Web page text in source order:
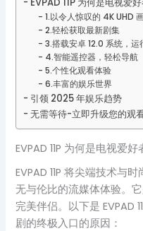
1.以令人惊叹的 4K UHD
2.轻松获取最新剧集
3.搭载安卓 12.0 系统，运
4.智能遥控器，轻松导航
5.个性化观看体验
6.丰富的娱乐世界
引领 2025 年娱乐趋势
无需等待-立即升级您的观
EVPAD 11P 为何是电视爱
EVPAD 11P 将尖端技术与
无与伦比的流媒体体验。
完美伴侣。以下是 EVPAD
剧的终极入口的原因：